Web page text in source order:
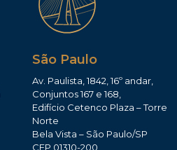
São Paulo
Av. Paulista, 1842, 16º andar,
Conjuntos 167 e 168,
Edifício Cetenco Plaza – Torre
Norte
Bela Vista – São Paulo/SP
CEP 01310-200